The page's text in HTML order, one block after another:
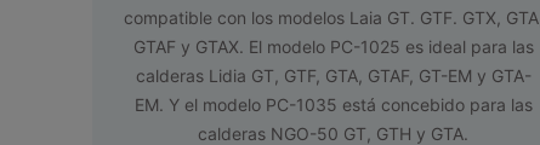
compatible con los modelos Laia GT. GTF. GTX, GTA,
GTAF y GTAX. El modelo PC-1025 es ideal para las
calderas Lidia GT, GTF, GTA, GTAF, GT-EM y GTA-
EM. Y el modelo PC-1035 está concebido para las
calderas NGO-50 GT, GTH y GTA.